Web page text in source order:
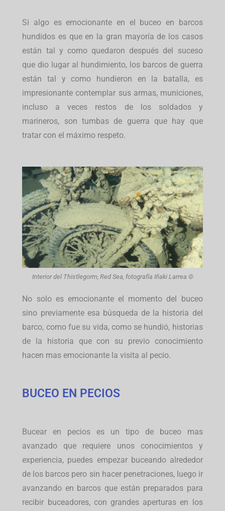
Si algo es emocionante en el buceo en barcos
hundidos es que en la gran mayoría de los casos
están tal y como quedaron después del suceso
que dio lugar al hundimiento, los barcos de guerra
están tal y como hundieron en la batalla, es
impresionante contemplar sus armas, municiones,
incluso a veces restos de los soldados y
marineros, son tumbas de guerra que hay que
tratar con el máximo respeto.
Interior del Thistlegorm, Red Sea, fotografía Iñaki Larrea ©
No solo es emocionante el momento del buceo
sino previamente esa búsqueda de la historia del
barco, como fue su vida, como se hundió, historias
de la historia que con su previo conocimiento
hacen mas emocionante la visita al pecio.
BUCEO EN PECIOS
Bucear en pecios es un tipo de buceo mas
avanzado que requiere unos conocimientos y
experiencia, puedes empezar buceando alrededor
de los barcos pero sin hacer penetraciones, luego ir
avanzando en barcos que están preparados para
recibir buceadores, con grandes aperturas en los